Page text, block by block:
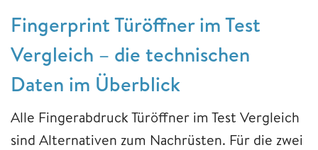
Fingerprint Türöffner im Test
Vergleich – die technischen
Daten im Überblick
Alle Fingerabdruck Türöffner im Test Vergleich
sind Alternativen zum Nachrüsten. Für die zwei